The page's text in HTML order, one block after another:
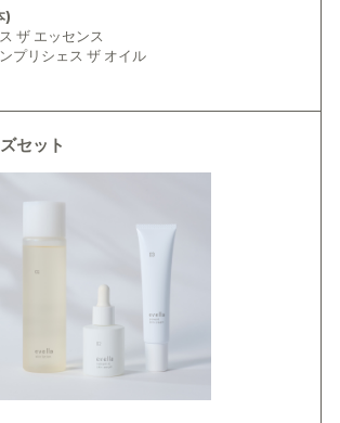
)
ザ エッセンス
プリシェス ザ オイル
セット